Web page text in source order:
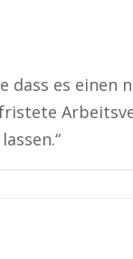
es einen